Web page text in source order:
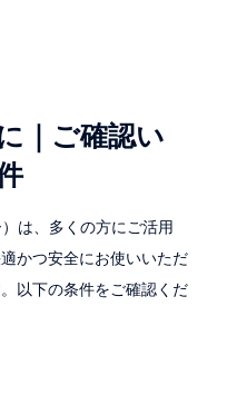
｜ご確認い
は、多くの方にご活用
かつ安全にお使いいただ
以下の条件をご確認くだ